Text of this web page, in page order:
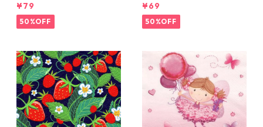
Animal Parade レッド
¥79
50%OFF
キン Dog & Cat ホワイト
¥69
50%OFF